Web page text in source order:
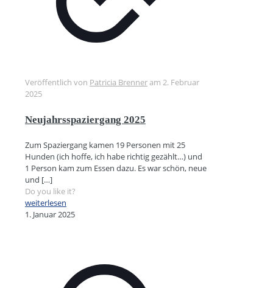
Veröffentlich von Patricia Brenneram 2. Februar
2025
Neujahrsspaziergang 2025
Zum Spaziergang kamen 19 Personen mit 25
Hunden (ich hoffe, ich habe richtig gezählt…) und
1 Person kam zum Essen dazu. Es war schön, neue
und […]
Do you like it?
weiterlesen
1. Januar 2025